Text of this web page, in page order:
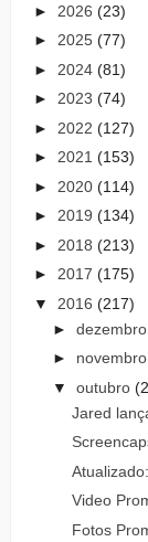
► 2026 (23)
► 2025 (77)
► 2024 (81)
► 2023 (74)
► 2022 (127)
► 2021 (153)
► 2020 (114)
► 2019 (134)
► 2018 (213)
► 2017 (175)
▼ 2016 (217)
► dezembro
► novembro
▼ outubro
Jared
Video
Fotos